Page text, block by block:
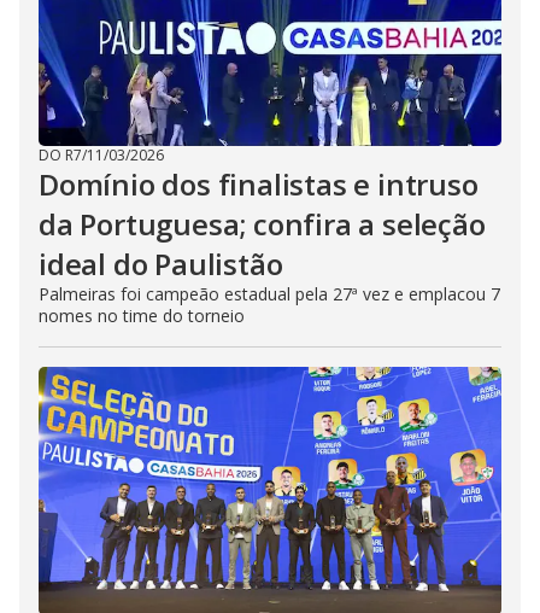
DO R7/11/03/2026
Domínio dos finalistas e intruso
da Portuguesa; confira a seleção
ideal do Paulistão
Palmeiras foi campeão estadual pela 27ª vez e emplacou 7
nomes no time do torneio